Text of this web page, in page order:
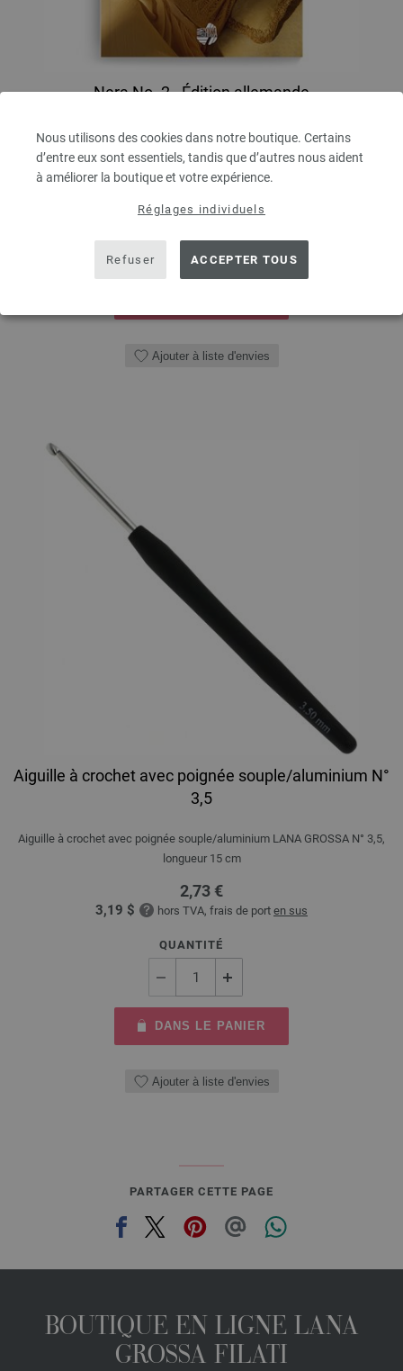
Nous utilisons des cookies dans notre boutique. Certains
d’entre eux sont essentiels, tandis que d’autres nous aident
à améliorer la boutique et votre expérience.
Réglages individuels
Refuser ACCEPTER TOUS
Nera No. 2 - Édition allemande
Édition allemande
7,86 € 8,41 €
9,18 $RRP:9,82 $ hors TVA, frais de port
QUANTITÉ
Ajouter à liste d'envies
Aiguille à crochet avec poignée souple/aluminium N°
3,5
Aiguille à crochet avec poignée souple/aluminium LANA GROSSA N° 3,5,
longueur 15 cm
2,73 €
3,19 $ hors TVA, frais de port en sus
QUANTITÉ
DANS LE PANIER
Ajouter à liste d'envies
PARTAGER CETTE PAGE
BOUTIQUE EN LIGNE LANA
GROSSA FILATI